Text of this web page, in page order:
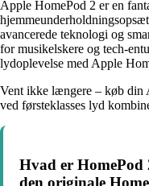
Apple HomePod 2 er en
avancerede teknologi og
for musikelskere og tech-
lydoplevelse med Apple
Vent ikke længere – køb din
ved førsteklasses lyd
Hvad er